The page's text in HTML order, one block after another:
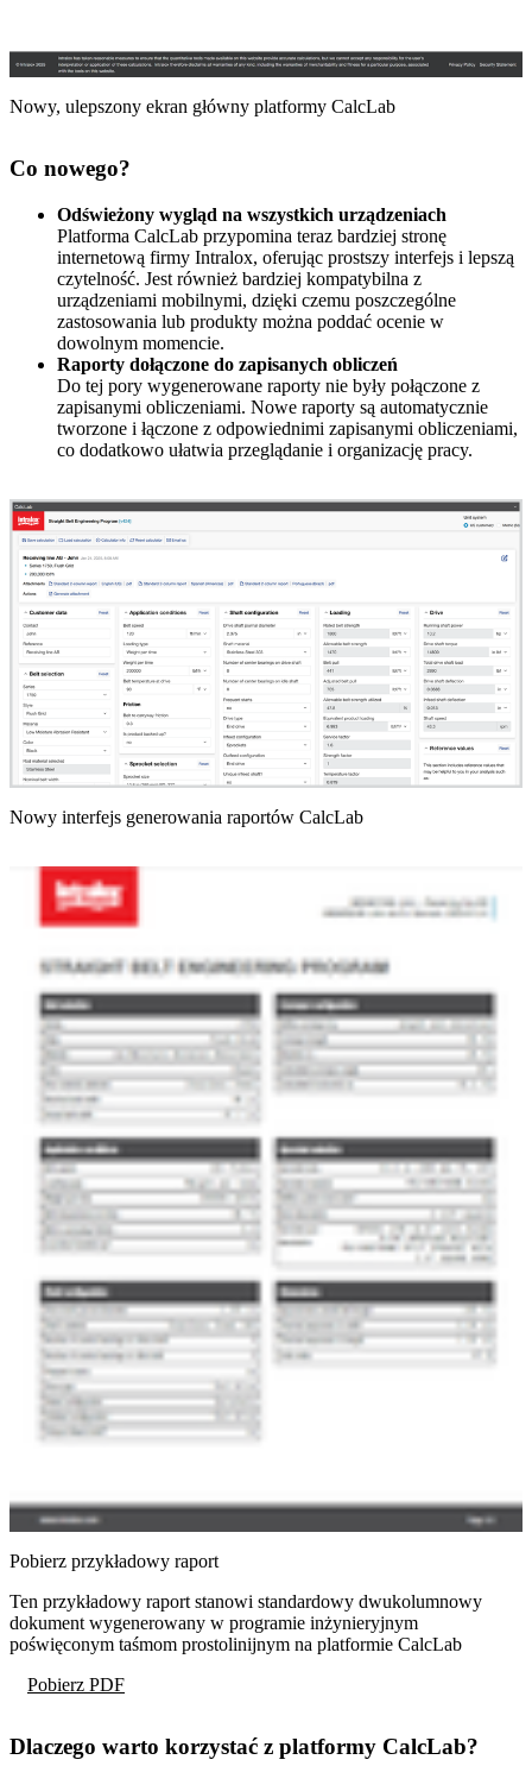
Nowy, ulepszony ekran główny platformy CalcLab
Co nowego?
Odświeżony wygląd na wszystkich urządzeniach
Platforma CalcLab przypomina teraz bardziej stronę
internetową firmy Intralox, oferując prostszy interfejs i lepszą
czytelność. Jest również bardziej kompatybilna z
urządzeniami mobilnymi, dzięki czemu poszczególne
zastosowania lub produkty można poddać ocenie w
dowolnym momencie.
Raporty dołączone do zapisanych obliczeń
Do tej pory wygenerowane raporty nie były połączone z
zapisanymi obliczeniami. Nowe raporty są automatycznie
tworzone i łączone z odpowiednimi zapisanymi obliczeniami,
co dodatkowo ułatwia przeglądanie i organizację pracy.
Nowy interfejs generowania raportów CalcLab
Pobierz przykładowy raport
Ten przykładowy raport stanowi standardowy dwukolumnowy
dokument wygenerowany w programie inżynieryjnym
poświęconym taśmom prostolinijnym na platformie CalcLab
Pobierz PDF
Dlaczego warto korzystać z platformy CalcLab?